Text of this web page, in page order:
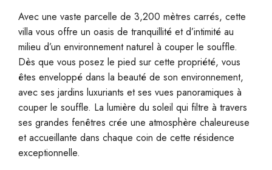
Avec une vaste parcelle de 3,200 mètres carrés, cette
villa vous offre un oasis de tranquillité et d’intimité au
milieu d’un environnement naturel à couper le souffle.
Dès que vous posez le pied sur cette propriété, vous
êtes enveloppé dans la beauté de son environnement,
avec ses jardins luxuriants et ses vues panoramiques à
couper le souffle. La lumière du soleil qui filtre à travers
ses grandes fenêtres crée une atmosphère chaleureuse
et accueillante dans chaque coin de cette résidence
exceptionnelle.